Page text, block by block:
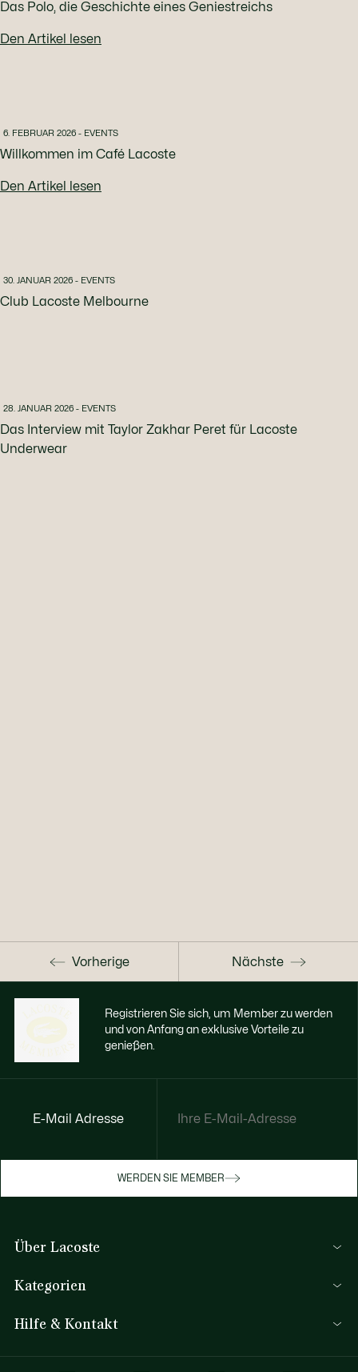
Vorherige Nächste
Das Polo, die Geschichte eines Geniestreichs
Den Artikel lesen
6. FEBRUAR 2026 - EVENTS
Willkommen im Café Lacoste
Den Artikel lesen
30. JANUAR 2026 - EVENTS
Club Lacoste Melbourne
28. JANUAR 2026 - EVENTS
Das Interview mit Taylor Zakhar Peret für Lacoste
Underwear
Registrieren Sie sich, um Member zu werden
und von Anfang an exklusive Vorteile zu
genießen.
E-Mail Adresse
WERDEN SIE MEMBER
Über Lacoste
Die Lacoste Gruppe
Karriere
Kategorien
Kinder-Kollektion
Hilfe & Kontakt